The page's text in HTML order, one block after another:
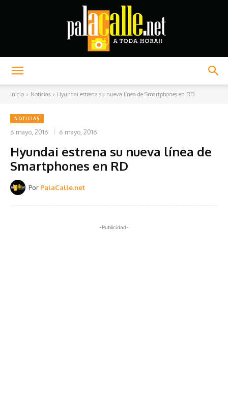
Inicio Noticias Hyundai estrena su nueva línea de Smartphones en RD
NOTICIAS
6 mayo, 2016 6 mayo, 2016
Hyundai estrena su nueva línea de
Smartphones en RD
Por PalaCalle.net
-Publicidad-